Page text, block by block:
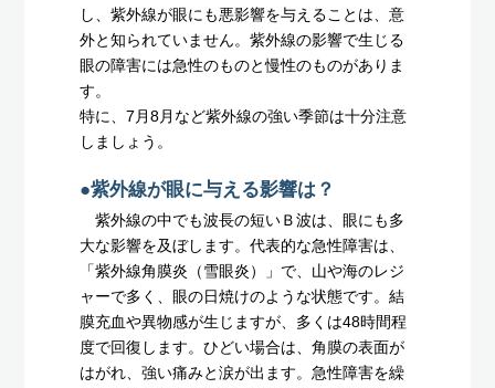
し、紫外線が眼にも悪影響を与えることは、意
外と知られていません。紫外線の影響で生じる
眼の障害には急性のものと慢性のものがありま
す。
特に、7月8月など紫外線の強い季節は十分注意
しましょう。
●紫外線が眼に与える影響は？
紫外線の中でも波長の短いＢ波は、眼にも多
大な影響を及ぼします。代表的な急性障害は、
「紫外線角膜炎（雪眼炎）」で、山や海のレジ
ャーで多く、眼の日焼けのような状態です。結
膜充血や異物感が生じますが、多くは48時間程
度で回復します。ひどい場合は、角膜の表面が
はがれ、強い痛みと涙が出ます。急性障害を繰